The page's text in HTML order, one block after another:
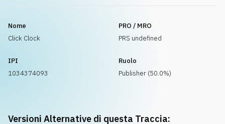
Nome
Click Clock
PRO / MRO
PRS undefined
IPI
1034374093
Ruolo
Publisher (50.0%)
Versioni Alternative di questa Traccia: